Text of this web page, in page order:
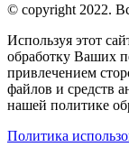
© copyright 2022.
Используя этот
обработку Ваших
привлечением
файлов и средств
нашей политике
Политика